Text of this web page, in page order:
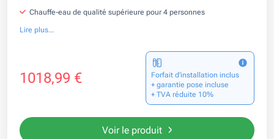
Chauffe-eau de qualité supérieure pour 4 personnes
Lire plus...
1018,99 €
Forfait d’installation inclus
+ garantie pose incluse
+ TVA réduite 10%
Voir le produit